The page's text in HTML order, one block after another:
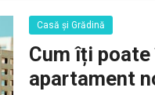
Casă și Grădină
Cum îți
apartament